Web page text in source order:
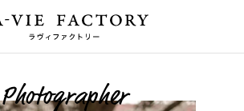
Photographer